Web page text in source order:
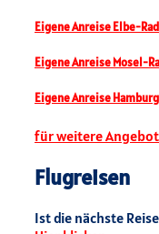
Eigene Anreise Elbe-
Eigene Anreise Mosel-
Eigene Anreise
für weitere
Flugreisen
Ist die nächste